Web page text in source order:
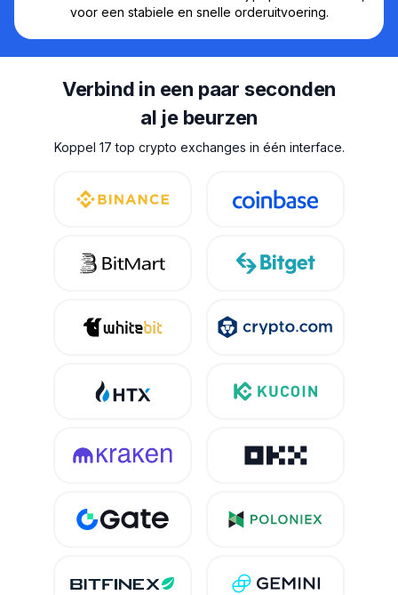
voor een stabiele en snelle orderuitvoering.
Verbind in een paar seconden
al je beurzen
Koppel 17 top crypto exchanges in één interface.